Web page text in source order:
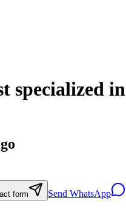
specialized in
form Send WhatsApp